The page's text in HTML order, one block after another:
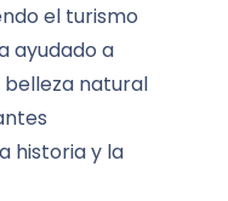
el turismo
ayudado a
natural
historia y la